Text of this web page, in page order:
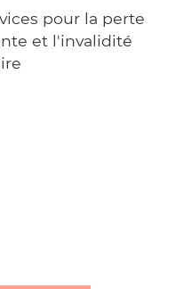
pour la perte
et l'invalidité